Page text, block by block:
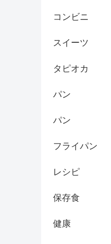
コンビニ
スイーツ
タピオカ
パン
パン
フライパン
レシピ
保存食
健康